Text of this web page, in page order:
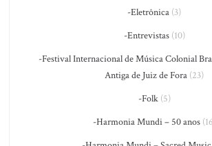
-Eletrônica (3)
-Entrevistas(10)
-Festival Internacional de Música Colonial
Antiga de Juiz de Fora (23)
-Folk(5)
-Harmonia Mundi – 50 anos